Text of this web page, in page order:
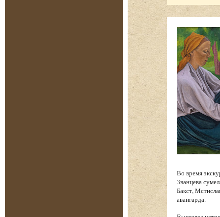
Во время
Званцева
Бакст,
авангарда.